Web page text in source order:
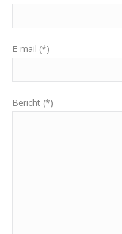
E-mail (*)
Bericht (*)